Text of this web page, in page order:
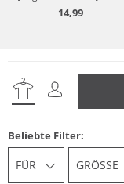
14,99
Beliebte Filter:
FÜR GRÖSSE